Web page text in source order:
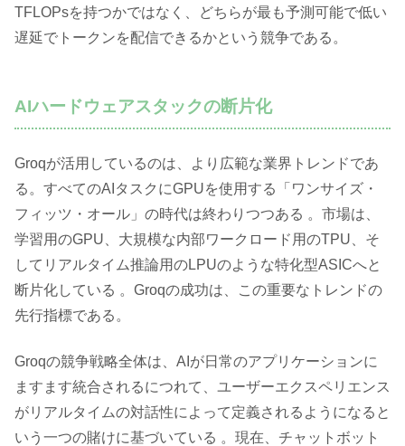
TFLOPsを持つかではなく、どちらが最も予測可能で低い
遅延でトークンを配信できるかという競争である。
AIハードウェアスタックの断片化
Groqが活用しているのは、より広範な業界トレンドであ
る。すべてのAIタスクにGPUを使用する「ワンサイズ・
フィッツ・オール」の時代は終わりつつある 。市場は、
学習用のGPU、大規模な内部ワークロード用のTPU、そ
してリアルタイム推論用のLPUのような特化型ASICへと
断片化している 。Groqの成功は、この重要なトレンドの
先行指標である。
Groqの競争戦略全体は、AIが日常のアプリケーションに
ますます統合されるにつれて、ユーザーエクスペリエンス
がリアルタイムの対話性によって定義されるようになると
いう一つの賭けに基づいている 。現在、チャットボット